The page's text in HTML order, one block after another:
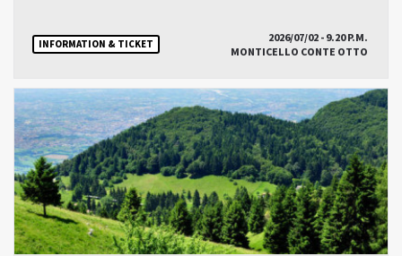
INFORMATION & TICKET
2026/07/02 - 9.20 P.M.
MONTICELLO CONTE OTTO